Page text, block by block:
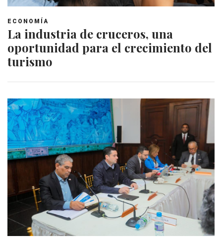
ECONOMÍA
La industria de cruceros, una
oportunidad para el crecimiento del
turismo